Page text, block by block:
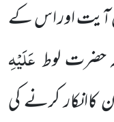
آیت اور اس کے
حضرت لوطعَلَیْہِ
کاانکار کرنے کی